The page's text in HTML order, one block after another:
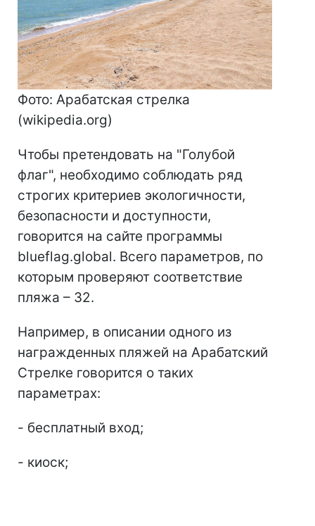
Фото: Арабатская стрелка
(wikipedia.org)
Чтобы претендовать на "Голубой
флаг", необходимо соблюдать ряд
строгих критериев экологичности,
безопасности и доступности,
говорится на сайте программы
blueflag.global. Всего параметров, по
которым проверяют соответствие
пляжа – 32.
Например, в описании одного из
награжденных пляжей на Арабатский
Cтрелке говорится о таких
параметрах:
- бесплатный вход;
- киоск;